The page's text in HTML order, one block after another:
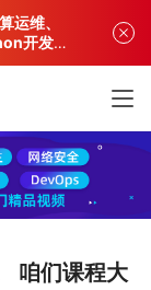
咱们课程大
运维、
开发专